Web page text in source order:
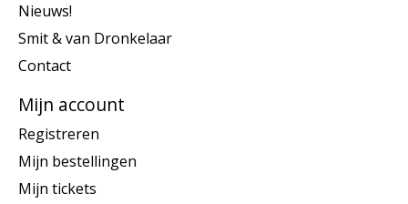
Nieuws!
Smit & van Dronkelaar
Contact
Mijn account
Registreren
Mijn bestellingen
Mijn tickets